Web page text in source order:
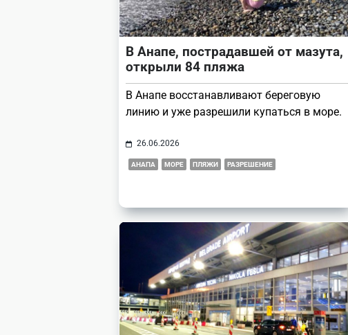
В Анапе, пострадавшей от мазута,
открыли 84 пляжа
В Анапе восстанавливают береговую
линию и уже разрешили купаться в море.
26.06.2026
АНАПА МОРЕ ПЛЯЖИ РАЗРЕШЕНИЕ